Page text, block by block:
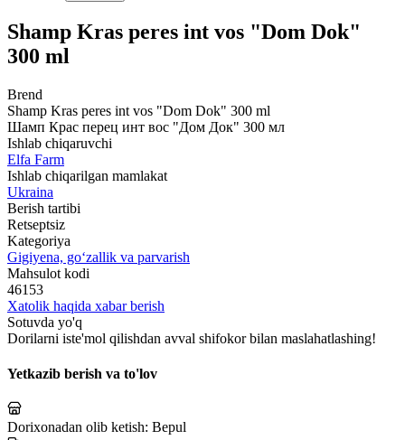
Shamp Kras peres int vos "Dom Dok"
300 ml
Brend
Shamp Kras peres int vos "Dom Dok" 300 ml
Шамп Крас перец инт вос "Дом Док" 300 мл
Ishlab chiqaruvchi
Elfa Farm
Ishlab chiqarilgan mamlakat
Ukraina
Berish tartibi
Retseptsiz
Kategoriya
Gigiyena, go‘zallik va parvarish
Mahsulot kodi
46153
Xatolik haqida xabar berish
Sotuvda yo'q
Dorilarni iste'mol qilishdan avval shifokor bilan maslahatlashing!
Yetkazib berish va to'lov
Dorixonadan olib ketish: Bepul